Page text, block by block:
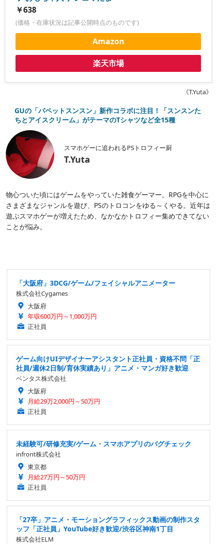
￥638
(価格・在庫状況は記事公開時点のものです)
Amazon
楽天市場
《T.Yuta》
GUの「パペットスンスン」新作コラボに注目！「スンスンた
ちとアイスクリーム」がテーマのTシャツなど全15種
スマホゲーに追われるPSトロフィー厨
T.Yuta
物心ついた頃にはゲームをやっていた雑食ゲーマー。RPGを中心に
さまざまなジャンルを遊び、PSのトロコンをゆる～くやる。近年は
遊ぶスマホゲーが増えたため、なかなかトロフィー集めできてない
ことが悩み。
「大阪府」3DCG/ゲーム/フェイシャルアニメーター
株式会社Cygames
大阪府
年収600万円～1,000万円
正社員
ゲーム向けUIデザイナーアシスタント正社員・資格不問「正
社員/週休2日制/育休実績あり」アニメ・マンガ好き歓迎
ベンタス株式会社
大阪府
月給29万2,000円～50万円
正社員
未経験可/研修充実/ゲーム・スマホアプリのバグチェック
infront株式会社
東京都
月給27万円～50万円
正社員
「27卒」アニメ・モーショングラフィックス動画の制作スタ
ッフ「正社員」YouTube好き歓迎/渋谷区神南1丁目
株式会社ELM